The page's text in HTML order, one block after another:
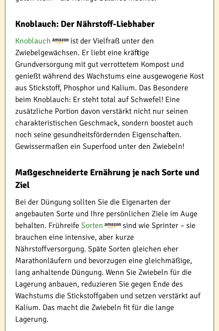
Knoblauch: Der Nährstoff-Liebhaber
Knoblauch
ist der Vielfraß unter den
Zwiebelgewächsen. Er liebt eine kräftige
Grundversorgung mit gut verrottetem Kompost und
genießt während des Wachstums eine ausgewogene Kost
aus Stickstoff, Phosphor und Kalium. Das Besondere
beim Knoblauch: Er steht total auf Schwefel! Eine
zusätzliche Portion davon verstärkt nicht nur seinen
charakteristischen Geschmack, sondern boostet auch
noch seine gesundheitsfördernden Eigenschaften.
Gewissermaßen ein Superfood unter den Zwiebeln!
Maßgeschneiderte Ernährung je nach Sorte und
Ziel
Bei der Düngung sollten Sie die Eigenarten der
angebauten Sorte und Ihre persönlichen Ziele im Auge
behalten. Frühreife Sorten
sind wie Sprinter – sie
brauchen eine intensive, aber kurze
Nährstoffversorgung. Späte Sorten gleichen eher
Marathonläufern und bevorzugen eine gleichmäßige,
lang anhaltende Düngung. Wenn Sie Zwiebeln für die
Lagerung anbauen, reduzieren Sie gegen Ende des
Wachstums die Stickstoffgaben und setzen verstärkt auf
Kalium. Das macht die Zwiebeln fit für die lange
Lagerung.